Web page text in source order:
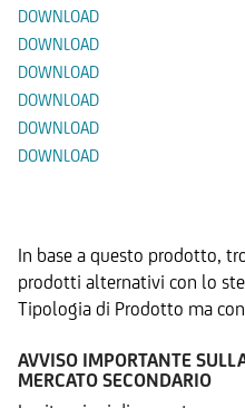
DOWNLOAD
DOWNLOAD
DOWNLOAD
DOWNLOAD
DOWNLOAD
DOWNLOAD
In base a questo prodotto,
prodotti alternativi con lo
Tipologia di Prodotto ma
AVVISO IMPORTANTE
MERCATO SECONDARIO